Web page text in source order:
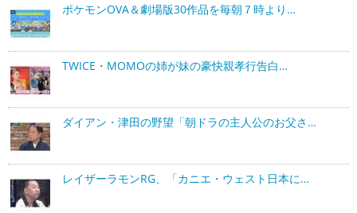
ポケモンOVA＆劇場版30作品を毎朝７時より…
TWICE・MOMOの姉が妹の豪快親孝行告白…
ダイアン・津田の野望「朝ドラの主人公のお父さ…
レイザーラモンRG、「カニエ・ウェスト日本に…